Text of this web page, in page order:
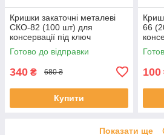
Кришки закаточні металеві
СКО-82 (100 шт) для
консервації під ключ
золотиста (ТМ Панночка)
Готово до відправки
340 ₴ 680 ₴
Купити
66
100
Показати ще